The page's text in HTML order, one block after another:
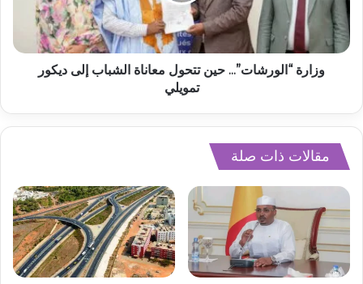
وزارة “الورشات”... حين تتحول معاناة الشباب إلى ديكور
تمويلي
مقالات ذات صلة